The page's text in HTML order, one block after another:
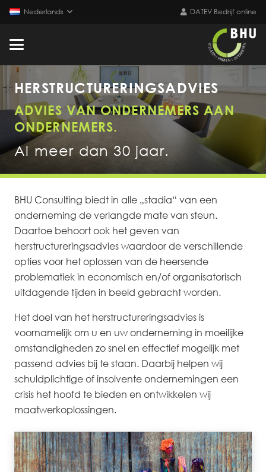
Nederlands DATEV Bedrijf online
HERSTRUCTURERINGSADVIES
ADVIES VAN ONDERNEMERS AAN
ONDERNEMERS.
Al meer dan 30 jaar.
BHU Consulting biedt in alle „stadia“ van een
onderneming de verlangde mate van steun.
Daartoe behoort ook het geven van
herstructureringsadvies waardoor de verschillende
opties voor het oplossen van de heersende
problematiek in economisch en/of organisatorisch
uitdagende tijden in beeld gebracht worden.
Het doel van het herstructureringsadvies is
voornamelijk om u en uw onderneming in moeilijke
omstandigheden zo snel en effectief mogelijk met
passend advies bij te staan. Daarbij helpen wij
schuldplichtige of insolvente ondernemingen een
crisis het hoofd te bieden en ontwikkelen wij
maatwerkoplossingen.